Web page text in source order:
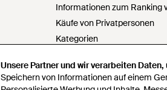
Unsere Partner und wir verarbeiten
Speichern von Informationen auf einem
Unsere Partner und wir verarbeiten
Speichern von Informationen auf einem
Informationen zum Ranking
Käufe von Privatpersonen
Kategorien
Cookie Einstellungen
Meine personenbezogenen